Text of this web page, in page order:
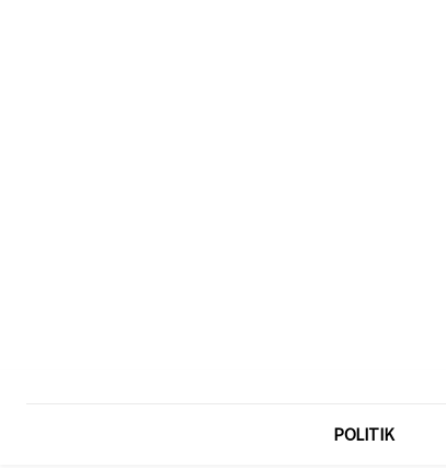
POLITIK